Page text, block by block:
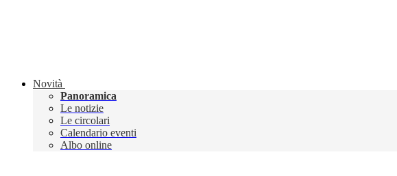
Novità
Panoramica
Le notizie
Le circolari
Calendario eventi
Albo online